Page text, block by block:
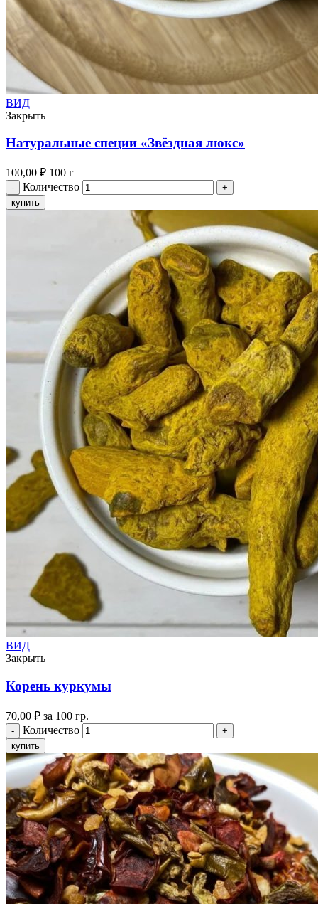
ВИД
Закрыть
Натуральные специи «Звёздная люкс»
100,00 ₽ 100 г
Количество
купить
ВИД
Закрыть
Корень куркумы
70,00 ₽ за 100 гр.
Количество
купить